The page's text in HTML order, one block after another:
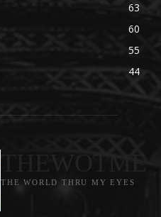
63
60
55
44
THE WORLD THRU MY EYES